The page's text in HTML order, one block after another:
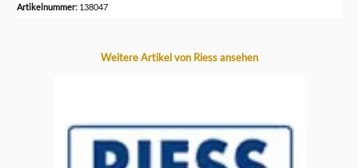
Artikelnummer: 138047
Produktgalerie überspringen
Weitere Artikel von Riess ansehen